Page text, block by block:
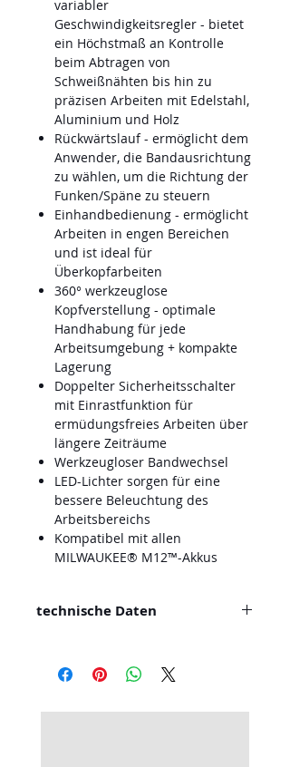
variabler
Geschwindigkeitsregler - bietet
ein Höchstmaß an Kontrolle
beim Abtragen von
Schweißnähten bis hin zu
präzisen Arbeiten mit Edelstahl,
Aluminium und Holz
Rückwärtslauf - ermöglicht dem
Anwender, die Bandausrichtung
zu wählen, um die Richtung der
Funken/Späne zu steuern
Einhandbedienung - ermöglicht
Arbeiten in engen Bereichen
und ist ideal für
Überkopfarbeiten
360° werkzeuglose
Kopfverstellung - optimale
Handhabung für jede
Arbeitsumgebung + kompakte
Lagerung
Doppelter Sicherheitsschalter
mit Einrastfunktion für
ermüdungsfreies Arbeiten über
längere Zeiträume
Werkzeugloser Bandwechsel
LED-Lichter sorgen für eine
bessere Beleuchtung des
Arbeitsbereichs
Kompatibel mit allen
MILWAUKEE® M12™-Akkus
technische Daten
7,200/ 0 - 14,500
Bandgeschwindigkeit [m|min] 0